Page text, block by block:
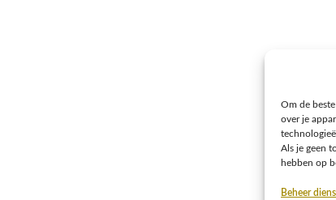
Om de
over je
Als je geen
hebben op
Beheer